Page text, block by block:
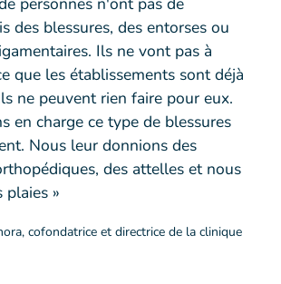
des blessures, des entorses ou
Ils ne vont pas à
que les établissements sont déjà
ne peuvent rien faire pour eux.
en charge ce type de blessures
Nous leur donnions des
des attelles et nous
plaies »
cofondatrice et directrice de la clinique